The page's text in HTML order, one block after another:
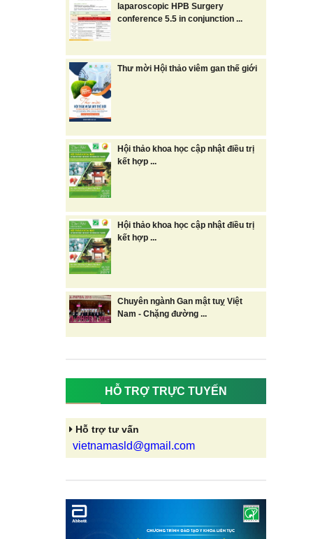
laparoscopic HPB Surgery
conference 5.5 in conjunction ...
Thư mời Hội thảo viêm gan thế giới
Hội thảo khoa học cập nhật điều trị
kết hợp ...
Hội thảo khoa học cập nhật điều trị
kết hợp ...
Chuyên ngành Gan mật tuỵ Việt
Nam - Chặng đường ...
HỖ TRỢ TRỰC TUYẾN
Hỗ trợ tư vấn
vietnamasld@gmail.com